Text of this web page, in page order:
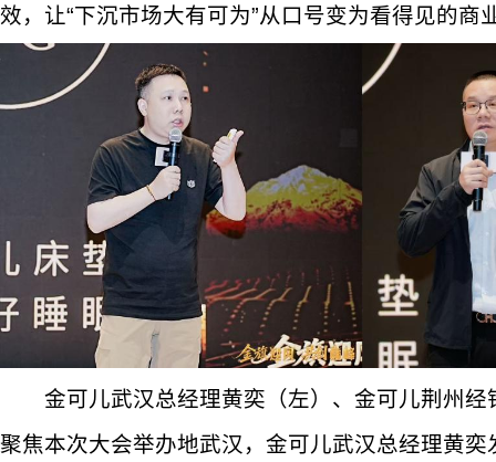
效，让“下沉市场大有可为”从口号变为看得见的商
金可儿武汉总经理黄奕（左）、金可儿荆州经
聚焦本次大会举办地武汉，金可儿武汉总经理黄